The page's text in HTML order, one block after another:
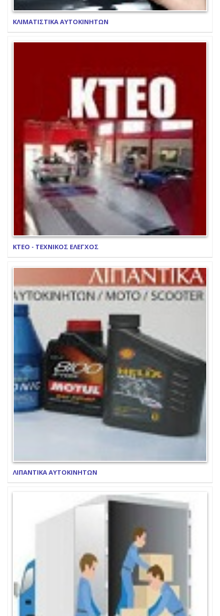
ΚΛΙΜΑΤΙΣΤΙΚΑ ΑΥΤΟΚΙΝΗΤΩΝ
ΚΤΕΟ - ΤΕΧΝΙΚΟΣ ΕΛΕΓΧΟΣ
ΛΙΠΑΝΤΙΚΑ ΑΥΤΟΚΙΝΗΤΩΝ